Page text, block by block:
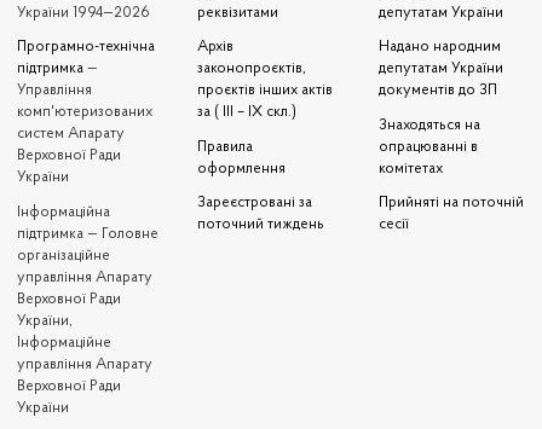
України 1994—2026
Програмно-технічна
підтримка —
Управління
комп'ютеризованих
систем Апарату
Верховної Ради
України
Iнформаційна
підтримка — Головне
організаційне
управління Апарату
Верховної Ради
України,
Інформаційне
управління Апарату
Верховної Ради
України
реквізитами
Архів
законопроєктів,
проєктів інших актів
за ( III – IX скл.)
Правила
оформлення
Зареєстровані за
поточний тиждень
депутатам України
Надано народним
депутатам України
документів до ЗП
Знаходяться на
опрацюванні в
комітетах
Прийняті на поточній
сесії